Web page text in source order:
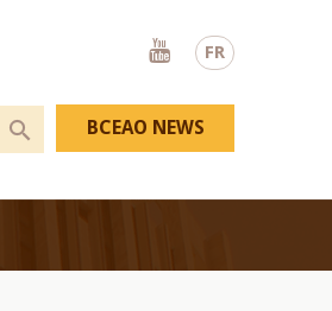
FR
Youtube
BCEAO NEWS